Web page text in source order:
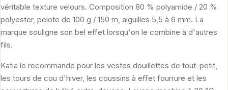
véritable texture velours. Composition 80 % polyamide / 20 %
polyester, pelote de 100 g / 150 m, aiguilles 5,5 à 6 mm. La
marque souligne son bel effet lorsqu'on le combine à d'autres
fils.
Katia le recommande pour les vestes douillettes de tout-petit,
les tours de cou d'hiver, les coussins à effet fourrure et les